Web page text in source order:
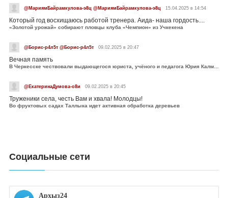
@МариямБайрамкулова-э8ц @МариямБайрамкулова-э8ц 15.04.2025 в 14:54
Который год восхищаюсь работой тренера. Аида- наша гордость....
«Золотой урожай» собирают пловцы клуба «Чемпион» из Учкекена
@Борис-р4л5т @Борис-р4л5т 09.02.2025 в 20:47
Вечная память
В Черкесске чествовали выдающегося юриста, учёного и педагога Юрия Калмыкова
@ЕкатеринаДумова-о8и 09.02.2025 в 20:45
Труженики села, честь Вам и хвала! Молодцы!
Во фруктовых садах Таллыка идет активная обработка деревьев
Социальные сети